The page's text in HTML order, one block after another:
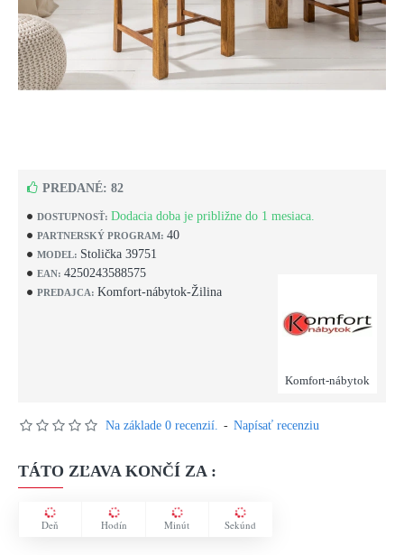
DOSTUPNOSŤ: Dodacia doba je približne do 1 mesiaca.
PARTNERSKÝ PROGRAM: 40
MODEL: Stolička 39751
EAN: 4250243588575
PREDAJCA: Komfort-nábytok-Žilina
Komfort-nábytok
PREDANÉ: 82
Na základe 0 recenzií. - Napísať recenziu
TÁTO ZĽAVA KONČÍ ZA :
Deň Hodín Minút Sekúnd